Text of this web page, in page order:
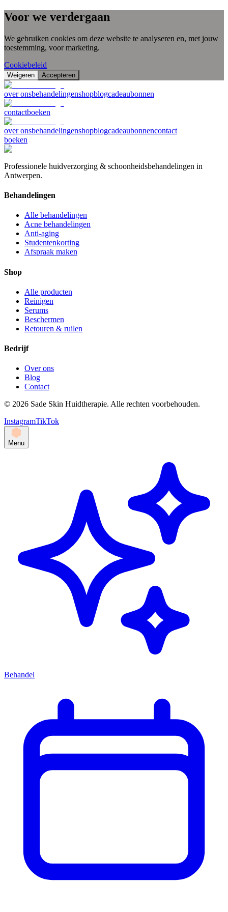
Voor we verdergaan
We gebruiken cookies om deze website te analyseren en, met jouw
toestemming, voor marketing.
Cookiebeleid
Weigeren Accepteren
over onsbehandelingenshopblogcadeaubonnen
contactboeken
over onsbehandelingenshopblogcadeaubonnencontact
boeken
Professionele huidverzorging & schoonheidsbehandelingen in
Antwerpen.
Behandelingen
Alle behandelingen
Acne behandelingen
Anti-aging
Studentenkorting
Afspraak maken
Shop
Alle producten
Reinigen
Serums
Beschermen
Retouren & ruilen
Bedrijf
Over ons
Blog
Contact
© 2026 Sade Skin Huidtherapie. Alle rechten voorbehouden.
InstagramTikTok
Menu
Behandel